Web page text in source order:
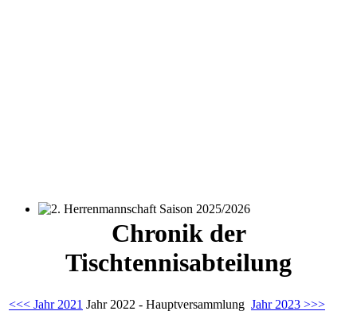
2. Herrenmannschaft Saison 2025/2026
Chronik der
Tischtennisabteilung
<<< Jahr 2021 Jahr 2022 - Hauptversammlung Jahr 2023 >>>